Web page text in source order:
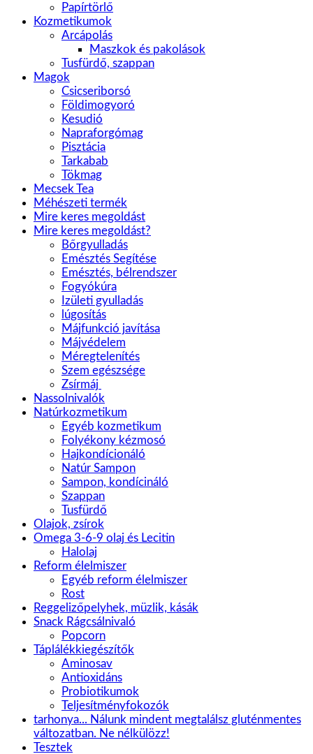
Papírtörlő
Kozmetikumok
Arcápolás
Maszkok és pakolások
Tusfürdő, szappan
Magok
Csicseriborsó
Földimogyoró
Kesudió
Napraforgómag
Pisztácia
Tarkabab
Tökmag
Mecsek Tea
Méhészeti termék
Mire keres megoldást
Mire keres megoldást?
Bőrgyulladás
Emésztés Segítése
Emésztés, bélrendszer
Fogyókúra
Izületi gyulladás
lúgosítás
Májfunkció javítása
Májvédelem
Méregtelenítés
Szem egészsége
Zsírmáj
Nassolnivalók
Natúrkozmetikum
Egyéb kozmetikum
Folyékony kézmosó
Hajkondícionáló
Natúr Sampon
Sampon, kondícináló
Szappan
Tusfürdő
Olajok, zsírok
Omega 3-6-9 olaj és Lecitin
Halolaj
Reform élelmiszer
Egyéb reform élelmiszer
Rost
Reggelizőpelyhek, müzlik, kásák
Snack Rágcsálnivaló
Popcorn
Táplálékkiegészítők
Aminosav
Antioxidáns
Probiotikumok
Teljesítményfokozók
tarhonya... Nálunk mindent megtalálsz gluténmentes
változatban. Ne nélkülözz!
Tesztek